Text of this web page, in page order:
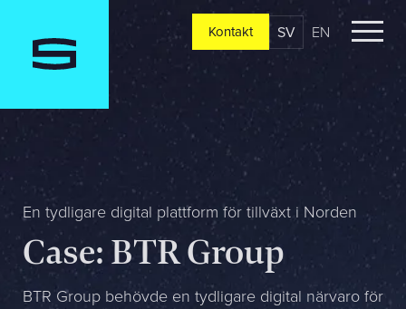
Kontakt
Berätta om er verksamhet, er vision och ert nuläge. Vi
återkommer oftast redan samma dag
Jag är...
Jag vill...
Kontakt SV EN
En tydligare digital plattform för tillväxt i Norden
Case: BTR Group
BTR Group behövde en tydligare digital närvaro för